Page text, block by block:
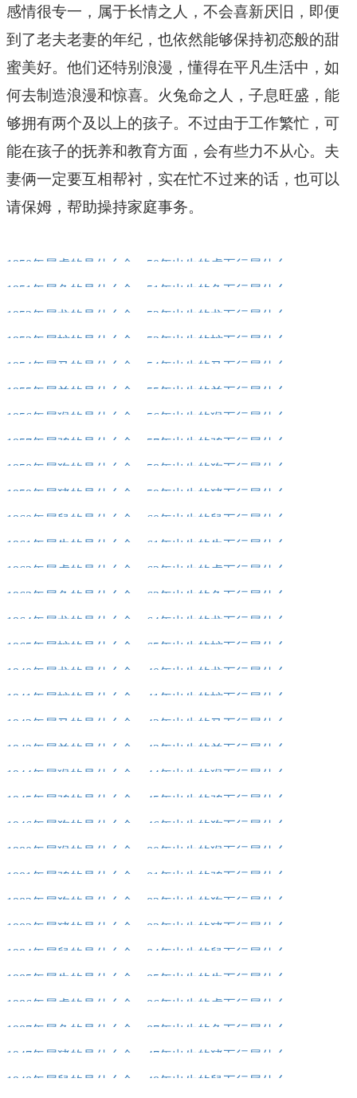
感情很专一，属于长情之人，不会喜新厌旧，即便
到了老夫老妻的年纪，也依然能够保持初恋般的甜
蜜美好。他们还特别浪漫，懂得在平凡生活中，如
何去制造浪漫和惊喜。火兔命之人，子息旺盛，能
够拥有两个及以上的孩子。不过由于工作繁忙，可
能在孩子的抚养和教育方面，会有些力不从心。夫
妻俩一定要互相帮衬，实在忙不过来的话，也可以
请保姆，帮助操持家庭事务。
1950年属虎的是什么命，50年出生的虎五行属什么
1951年属兔的是什么命，51年出生的兔五行属什么
1952年属龙的是什么命，52年出生的龙五行属什么
1953年属蛇的是什么命，53年出生的蛇五行属什么
1954年属马的是什么命，54年出生的马五行属什么
1955年属羊的是什么命，55年出生的羊五行属什么
1956年属猴的是什么命，56年出生的猴五行属什么
1957年属鸡的是什么命，57年出生的鸡五行属什么
1958年属狗的是什么命，58年出生的狗五行属什么
1959年属猪的是什么命，59年出生的猪五行属什么
1960年属鼠的是什么命，60年出生的鼠五行属什么
1961年属牛的是什么命，61年出生的牛五行属什么
1962年属虎的是什么命，62年出生的虎五行属什么
1963年属兔的是什么命，63年出生的兔五行属什么
1964年属龙的是什么命，64年出生的龙五行属什么
1965年属蛇的是什么命，65年出生的蛇五行属什么
1940年属龙的是什么命，40年出生的龙五行属什么
1941年属蛇的是什么命，41年出生的蛇五行属什么
1942年属马的是什么命，42年出生的马五行属什么
1943年属羊的是什么命，43年出生的羊五行属什么
1944年属猴的是什么命，44年出生的猴五行属什么
1945年属鸡的是什么命，45年出生的鸡五行属什么
1946年属狗的是什么命，46年出生的狗五行属什么
1980年属猴的是什么命，80年出生的猴五行属什么
1981年属鸡的是什么命，81年出生的鸡五行属什么
1982年属狗的是什么命，82年出生的狗五行属什么
1983年属猪的是什么命，83年出生的猪五行属什么
1984年属鼠的是什么命，84年出生的鼠五行属什么
1985年属牛的是什么命，85年出生的牛五行属什么
1986年属虎的是什么命，86年出生的虎五行属什么
1987年属兔的是什么命，87年出生的兔五行属什么
1947年属猪的是什么命，47年出生的猪五行属什么
1948年属鼠的是什么命，48年出生的鼠五行属什么